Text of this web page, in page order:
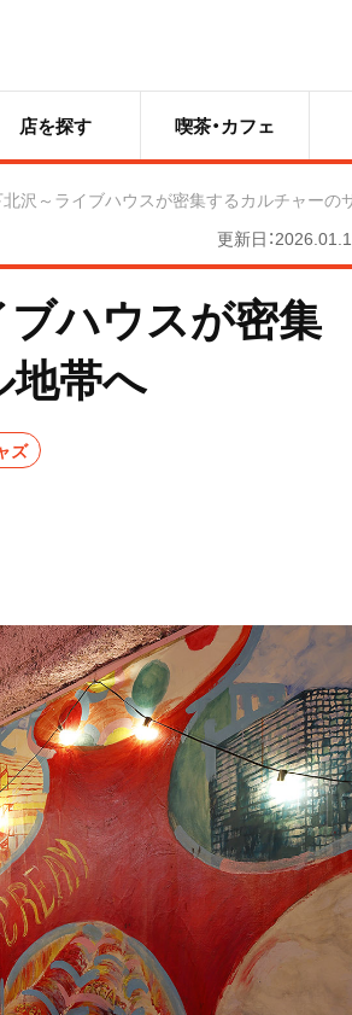
店を探す 喫茶・カフェ
北沢～ライブハウスが密集するカルチャー
更新日：
ブハウスが密集
帯へ
ズ